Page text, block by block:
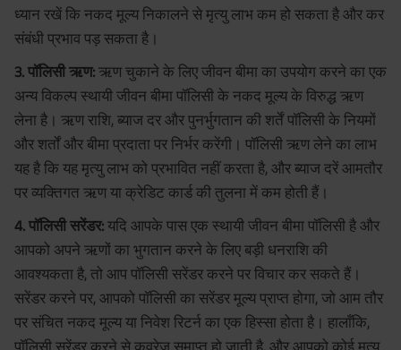
ध्यान रखें कि नकद मूल्य निकालने से मृत्यु लाभ कम हो सकता है और कर
संबंधी प्रभाव पड़ सकता है।
3. पॉलिसी ऋण: ऋण चुकाने के लिए जीवन बीमा का उपयोग करने का एक
अन्य विकल्प स्थायी जीवन बीमा पॉलिसी के नकद मूल्य के विरुद्ध ऋण
लेना है। ऋण राशि, ब्याज दर और पुनर्भुगतान की शर्तें पॉलिसी के नियमों
और शर्तों और बीमा प्रदाता पर निर्भर करेंगी। पॉलिसी ऋण लेने का लाभ
यह है कि यह मृत्यु लाभ को प्रभावित नहीं करता है, और ब्याज दरें आमतौर
पर व्यक्तिगत ऋण या क्रेडिट कार्ड की तुलना में कम होती हैं।
4. पॉलिसी सरेंडर: यदि आपके पास एक स्थायी जीवन बीमा पॉलिसी है और
आपको अपने ऋणों का भुगतान करने के लिए बड़ी धनराशि की
आवश्यकता है, तो आप पॉलिसी सरेंडर करने पर विचार कर सकते हैं।
सरेंडर करने पर, आपको पॉलिसी का सरेंडर मूल्य प्राप्त होगा, जो आम तौर
पर संचित नकद मूल्य या निवेश रिटर्न का एक हिस्सा होता है। हालाँकि,
पॉलिसी सरेंडर करने से कवरेज समाप्त हो जाती है, और आपको कोई मृत्यु